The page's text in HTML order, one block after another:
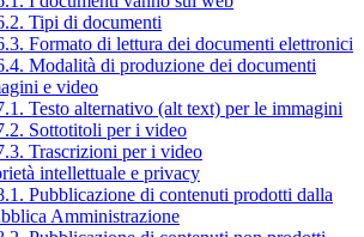
Tipi di documenti
Formato di lettura dei documenti elettronici
Modalità di produzione dei documenti
e video
Testo alternativo (alt text) per le immagini
Sottotitoli per i video
Trascrizioni per i video
intellettuale e privacy
Pubblicazione di contenuti prodotti dalla
Amministrazione